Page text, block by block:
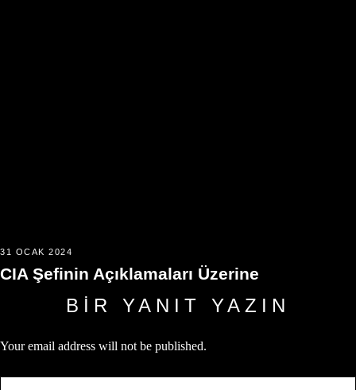
31 OCAK 2024
CIA Şefinin Açıklamaları Üzerine
BIR YANIT YAZIN
Your email address will not be published.